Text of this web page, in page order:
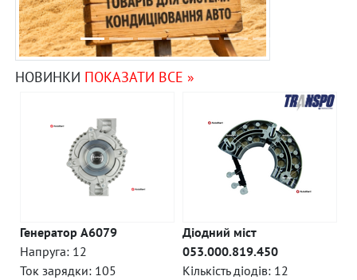
НОВИНКИ ПОКАЗАТИ ВСЕ »
Генератор A6079
Напруга: 12
Ток зарядки: 105
Діодний міст
053.000.819.450
Кількість діодів: 12